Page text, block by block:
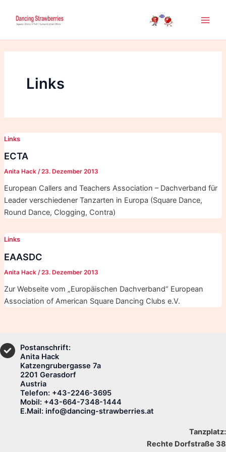
Inhalt
Links
Links
ECTA
Anita Hack /23. Dezember 2013
European Callers and Teachers Association – Dachverband für
Leader verschiedener Tanzarten in Europa (Square Dance,
Round Dance, Clogging, Contra)
Links
EAASDC
Anita Hack /23. Dezember 2013
Zur Webseite vom „Europäischen Dachverband“ European
Association of American Square Dancing Clubs e.V.
Postanschrift:
Anita Hack
Katzengrubergasse 7a
2201 Gerasdorf
Austria
Telefon: +43-2246-3695
Mobil: +43-664-7348-1444
E.Mail: info@dancing-strawberries.at
Tanzplatz:
Rechte Dorfstraße 38